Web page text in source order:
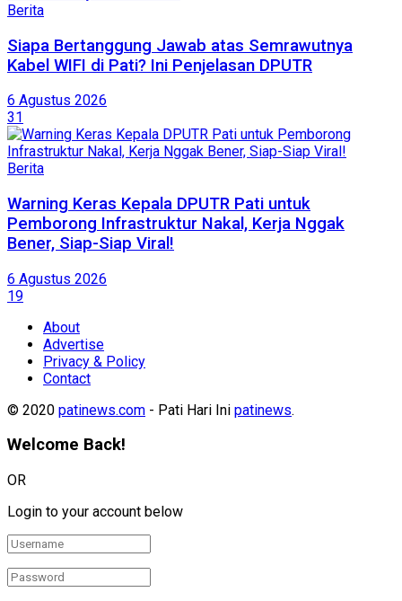
Berita
Siapa Bertanggung Jawab atas Semrawutnya
Kabel WIFI di Pati? Ini Penjelasan DPUTR
6 Agustus 2026
31
Berita
Warning Keras Kepala DPUTR Pati untuk
Pemborong Infrastruktur Nakal, Kerja Nggak
Bener, Siap-Siap Viral!
6 Agustus 2026
19
About
Advertise
Privacy & Policy
Contact
© 2020 patinews.com - Pati Hari Ini patinews.
Welcome Back!
OR
Login to your account below